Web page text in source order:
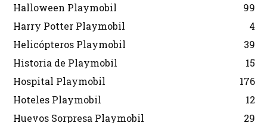
Halloween Playmobil
99
Harry Potter Playmobil
4
Helicópteros Playmobil
39
Historia de Playmobil
15
Hospital Playmobil
176
Hoteles Playmobil
12
Huevos Sorpresa Playmobil
29